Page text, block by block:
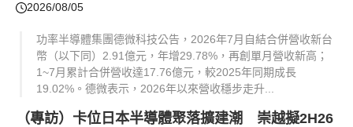
2026/08/05
功率半導體集團德微科技公告，2026年7月自結合併營收新台
幣（以下同）2.91億元，年增29.78%，再創單月營收新高；
1~7月累計合併營收達17.76億元，較2025年同期成長
19.02%。德微表示，2026年以來營收穩步走升...
（專訪）卡位日本半導體聚落擴建潮 崇越擬2H26